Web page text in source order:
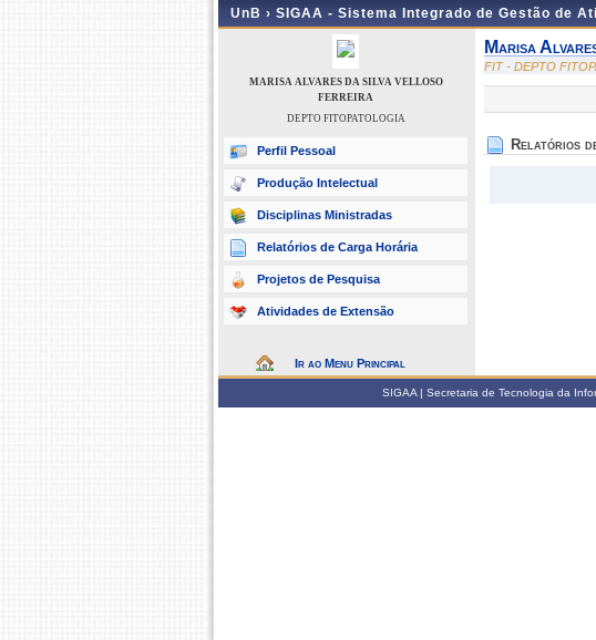
UnB › SIGAA - Sistema Integrado de Gestão de
MARISA ALVARES DA SILVA VELLOSO
FERREIRA
DEPTO FITOPATOLOGIA
Perfil Pessoal
Produção Intelectual
Disciplinas Ministradas
Relatórios de Carga Horária
Projetos de Pesquisa
Atividades de Extensão
Ir ao Menu Principal
Marisa
FIT - DEPTO
Relatórios
SIGAA | Secretaria de Tecnologia da